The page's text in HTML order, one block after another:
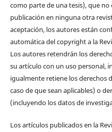
como parte de una tesis), que
publicación en ninguna otra
aceptación, los autores están
automática del copyright a la
Los autores retendrán los
su artículo con un uso personal,
igualmente retiene los derechos
caso de que sean aplicables) o
(incluyendo los datos de
Los artículos publicados en la